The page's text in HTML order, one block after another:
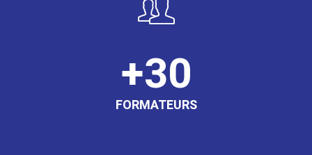
30
FORMATEURS